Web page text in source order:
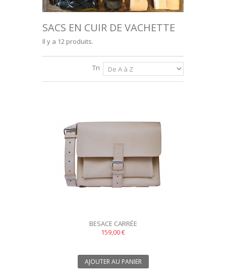
SEMELLES EN MOUTON
+
SACS & ACCESSOIRES EN CUIR
SACS EN CUIR DE VACHETTE
Il y a 12 produits.
Tri
BESACE CARRÉE
159,00 €
AJOUTER AU PANIER